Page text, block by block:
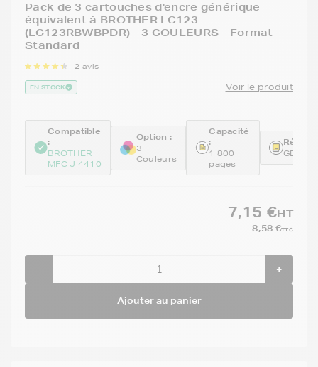
Pack de 3 cartouches d'encre générique
équivalent à BROTHER LC123
(LC123RBWBPDR) - 3 COULEURS - Format
Standard
2 avis
EN STOCK Voir le produit
Compatible
:
BROTHER
MFC J 4410
Option :
3
Couleurs
Capacité
:
1 800
pages
7,15 €HT
8,58 €TTC
- +
Ajouter au panier